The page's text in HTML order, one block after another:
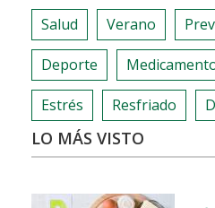
Salud Verano
Deporte
Estrés Resfriado
LO MÁS VISTO